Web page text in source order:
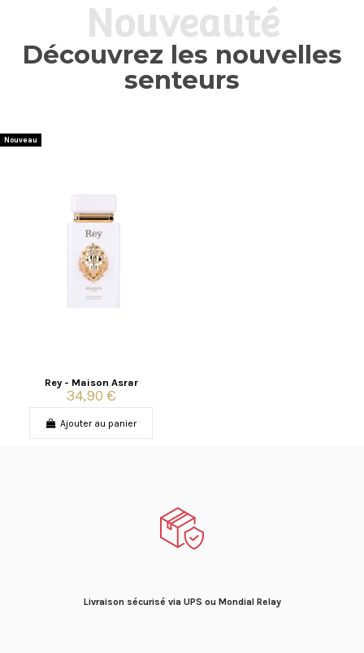
Nouveauté
Découvrez les nouvelles
senteurs
Nouveau
Rey - Maison Asrar
34,90 €
Ajouter au panier
Livraison sécurisé via UPS ou Mondial Relay